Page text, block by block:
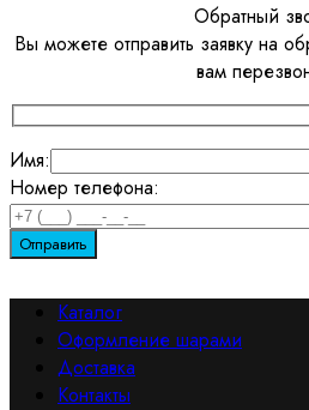
Обратный
Вы можете отправить заявку на
вам
Имя:
Номер телефона:
Каталог
Оформление шарами
Доставка
Контакты